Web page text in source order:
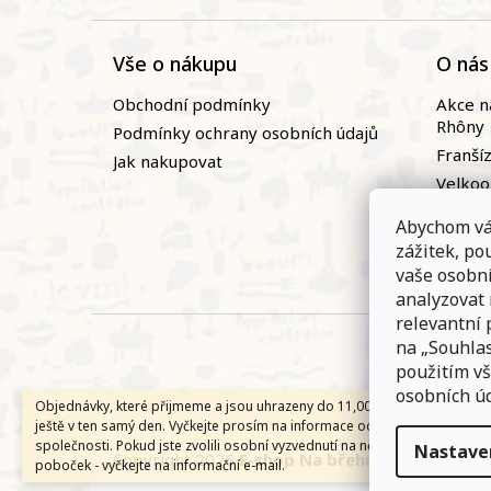
Abychom
zážitek,
vaše
analyzovat
relevantní
na
použitím
osobních
Objednávky, které přijmeme a jsou uhrazeny do 11,00 hodin expedujeme
ještě v ten samý den. Vyčkejte prosím na informace od přepravní
společnosti. Pokud jste zvolili osobní vyzvednutí na některé z našich
poboček - vyčkejte na informační e-mail.
Vše o nákupu
Obchodní podmínky
Podmínky ochrany osobních údajů
Jak nakupovat
O nás
Akce
Rhôny
Copyright 2026E-shop Na břehu Rhôny.